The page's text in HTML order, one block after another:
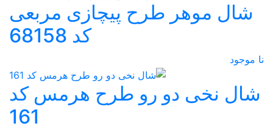
شال موهر طرح پیچازی مربعی
کد 68158
نا موجود
شال نخی دو رو طرح هرمس کد
161